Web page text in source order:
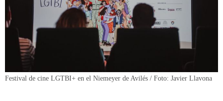
Festival de cine LGTBI+ en el Niemeyer de Avilés / Foto: Javier Llavona